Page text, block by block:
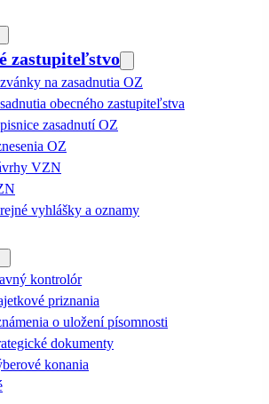
zastupiteľstvo
na zasadnutia OZ
obecného zastupiteľstva
zasadnutí OZ
OZ
VZN
vyhlášky a oznamy
kontrolór
priznania
o uložení písomnosti
dokumenty
konania